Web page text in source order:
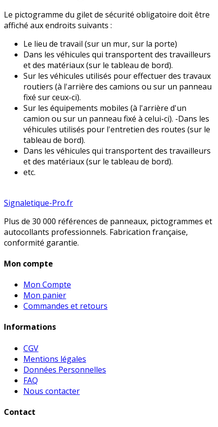
Le pictogramme du gilet de sécurité obligatoire doit être
affiché aux endroits suivants :
Le lieu de travail (sur un mur, sur la porte)
Dans les véhicules qui transportent des travailleurs
et des matériaux (sur le tableau de bord).
Sur les véhicules utilisés pour effectuer des travaux
routiers (à l'arrière des camions ou sur un panneau
fixé sur ceux-ci).
Sur les équipements mobiles (à l'arrière d'un
camion ou sur un panneau fixé à celui-ci). -Dans les
véhicules utilisés pour l'entretien des routes (sur le
tableau de bord).
Dans les véhicules qui transportent des travailleurs
et des matériaux (sur le tableau de bord).
etc.
Signaletique-Pro.fr
Plus de 30 000 références de panneaux, pictogrammes et
autocollants professionnels. Fabrication française,
conformité garantie.
Mon compte
Mon Compte
Mon panier
Commandes et retours
Informations
CGV
Mentions légales
Données Personnelles
FAQ
Nous contacter
Contact